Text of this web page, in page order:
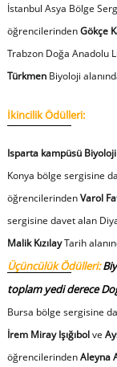
İstanbul Asya Bölge
öğrencilerindenGökçe
Trabzon Doğa Anadolu
TürkmenBiyoloji
İkincilik Ödülleri:
Isparta kampüsü
Konya bölge sergisine
öğrencilerindenVarol
sergisine davet alan
Malik KızılayTarih
Üçüncülük Ödülleri:
toplam yedi derece
Bursa bölge sergisine
İrem Miray Işığıbolve
öğrencilerindenAleyna